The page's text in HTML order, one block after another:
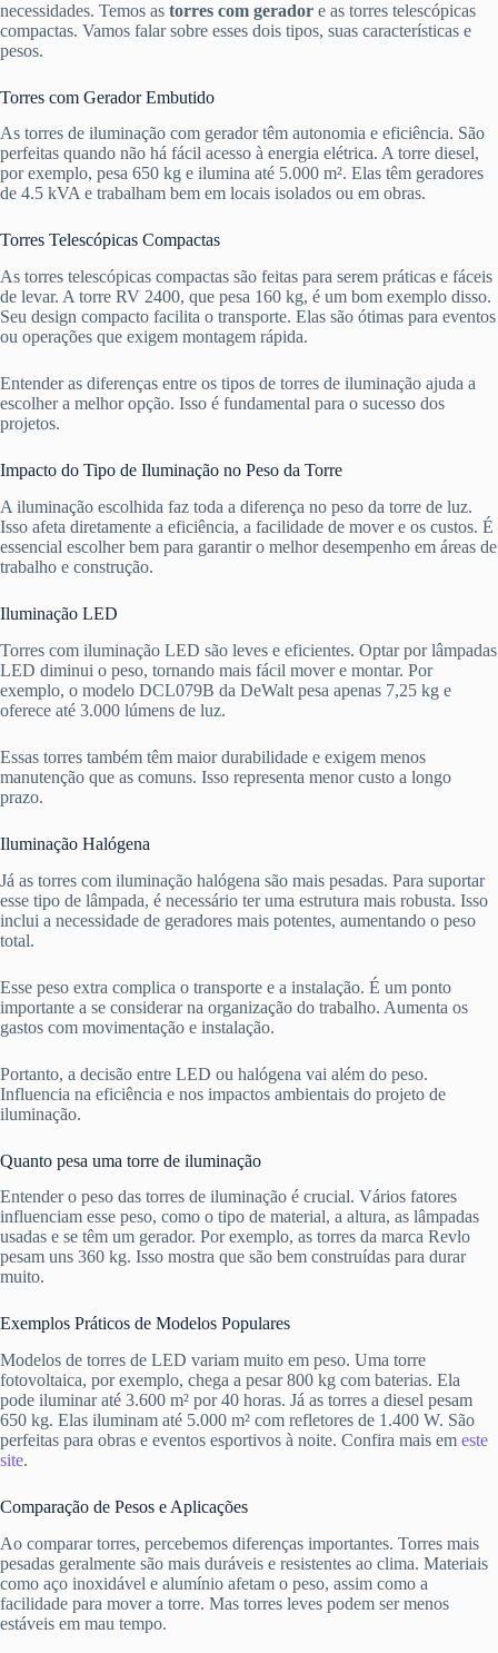
necessidades. Temos as torres com gerador e as torres telescópicas
compactas. Vamos falar sobre esses dois tipos, suas características e
pesos.
Torres com Gerador Embutido
As torres de iluminação com gerador têm autonomia e eficiência. São
perfeitas quando não há fácil acesso à energia elétrica. A torre diesel,
por exemplo, pesa 650 kg e ilumina até 5.000 m². Elas têm geradores
de 4.5 kVA e trabalham bem em locais isolados ou em obras.
Torres Telescópicas Compactas
As torres telescópicas compactas são feitas para serem práticas e fáceis
de levar. A torre RV 2400, que pesa 160 kg, é um bom exemplo disso.
Seu design compacto facilita o transporte. Elas são ótimas para eventos
ou operações que exigem montagem rápida.
Entender as diferenças entre os tipos de torres de iluminação ajuda a
escolher a melhor opção. Isso é fundamental para o sucesso dos
projetos.
Impacto do Tipo de Iluminação no Peso da Torre
A iluminação escolhida faz toda a diferença no peso da torre de luz.
Isso afeta diretamente a eficiência, a facilidade de mover e os custos. É
essencial escolher bem para garantir o melhor desempenho em áreas de
trabalho e construção.
Iluminação LED
Torres com iluminação LED são leves e eficientes. Optar por lâmpadas
LED diminui o peso, tornando mais fácil mover e montar. Por
exemplo, o modelo DCL079B da DeWalt pesa apenas 7,25 kg e
oferece até 3.000 lúmens de luz.
Essas torres também têm maior durabilidade e exigem menos
manutenção que as comuns. Isso representa menor custo a longo
prazo.
Iluminação Halógena
Já as torres com iluminação halógena são mais pesadas. Para suportar
esse tipo de lâmpada, é necessário ter uma estrutura mais robusta. Isso
inclui a necessidade de geradores mais potentes, aumentando o peso
total.
Esse peso extra complica o transporte e a instalação. É um ponto
importante a se considerar na organização do trabalho. Aumenta os
gastos com movimentação e instalação.
Portanto, a decisão entre LED ou halógena vai além do peso.
Influencia na eficiência e nos impactos ambientais do projeto de
iluminação.
Quanto pesa uma torre de iluminação
Entender o peso das torres de iluminação é crucial. Vários fatores
influenciam esse peso, como o tipo de material, a altura, as lâmpadas
usadas e se têm um gerador. Por exemplo, as torres da marca Revlo
pesam uns 360 kg. Isso mostra que são bem construídas para durar
muito.
Exemplos Práticos de Modelos Populares
Modelos de torres de LED variam muito em peso. Uma torre
fotovoltaica, por exemplo, chega a pesar 800 kg com baterias. Ela
pode iluminar até 3.600 m² por 40 horas. Já as torres a diesel pesam
650 kg. Elas iluminam até 5.000 m² com refletores de 1.400 W. São
perfeitas para obras e eventos esportivos à noite. Confira mais em este
site.
Comparação de Pesos e Aplicações
Ao comparar torres, percebemos diferenças importantes. Torres mais
pesadas geralmente são mais duráveis e resistentes ao clima. Materiais
como aço inoxidável e alumínio afetam o peso, assim como a
facilidade para mover a torre. Mas torres leves podem ser menos
estáveis em mau tempo.